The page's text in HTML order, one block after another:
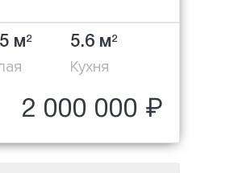
м2 5.6 м2
Кухня
2 000 000 ₽